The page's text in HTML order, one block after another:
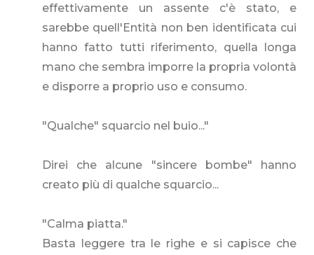
effettivamente un assente c'è stato, e
sarebbe quell'Entità non ben identificata cui
hanno fatto tutti riferimento, quella longa
mano che sembra imporre la propria volontà
e disporre a proprio uso e consumo.
"Qualche" squarcio nel buio..."
Direi che alcune "sincere bombe" hanno
creato più di qualche squarcio...
"Calma piatta."
Basta leggere tra le righe e si capisce che